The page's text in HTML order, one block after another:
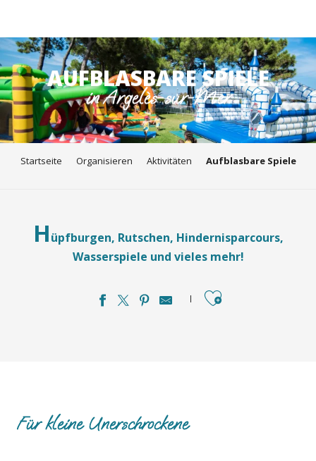
Aller
au
contenu
principal
AUFBLASBARE SPIELE
in Argelès-sur-Mer
Startseite Organisieren Aktivitäten Aufblasbare Spiele
Hüpfburgen, Rutschen, Hindernisparcours,
Wasserspiele und vieles mehr!
Ajouter aux
Für kleine Unerschrockene